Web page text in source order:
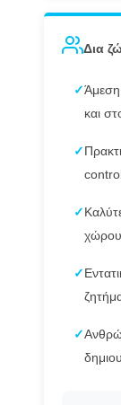
Δια
✓Άμεση
και
✓
✓
✓
✓